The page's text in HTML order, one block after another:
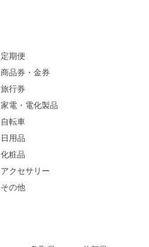
定期便
商品券・金券
旅行券
家電・電化製品
自転車
日用品
化粧品
アクセサリー
その他